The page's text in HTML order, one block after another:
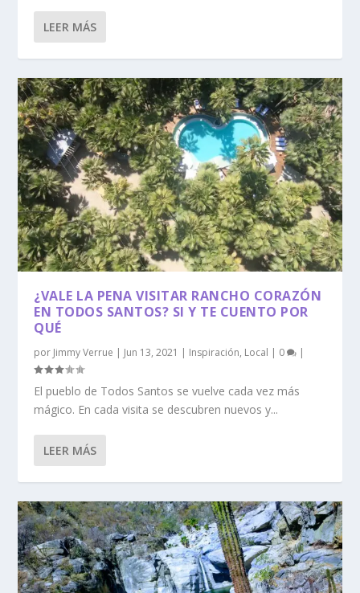
LEER MÁS
¿VALE LA PENA VISITAR RANCHO CORAZÓN
EN TODOS SANTOS? SI Y TE CUENTO POR
QUÉ
por Jimmy Verrue | Jun 13, 2021 | Inspiración, Local | 0 |
El pueblo de Todos Santos se vuelve cada vez más
mágico. En cada visita se descubren nuevos y...
LEER MÁS